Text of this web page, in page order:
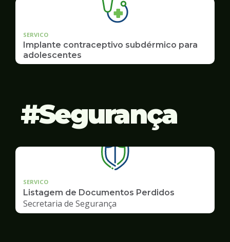
SERVICO
Implante contraceptivo subdérmico para
adolescentes
Segurança
SERVICO
Listagem de Documentos Perdidos
Secretaria de Segurança